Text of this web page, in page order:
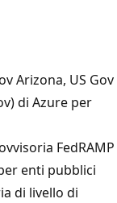
Arizona, US Gov
di Azure per
FedRAMP
enti pubblici
di livello di